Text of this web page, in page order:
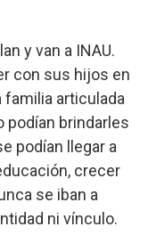
y van a INAU.
con sus hijos en
familia articulada
podían brindarles
podían llegar a
crecer
se iban a
ni vínculo.